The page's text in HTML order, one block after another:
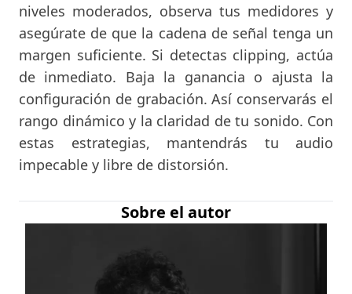
niveles moderados, observa tus medidores y
asegúrate de que la cadena de señal tenga un
margen suficiente. Si detectas clipping, actúa
de inmediato. Baja la ganancia o ajusta la
configuración de grabación. Así conservarás el
rango dinámico y la claridad de tu sonido. Con
estas estrategias, mantendrás tu audio
impecable y libre de distorsión.
Sobre el autor